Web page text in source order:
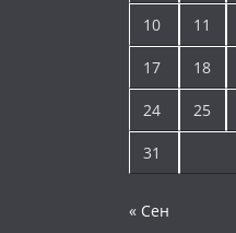
10 11
17 18
24 25
31
« Сен